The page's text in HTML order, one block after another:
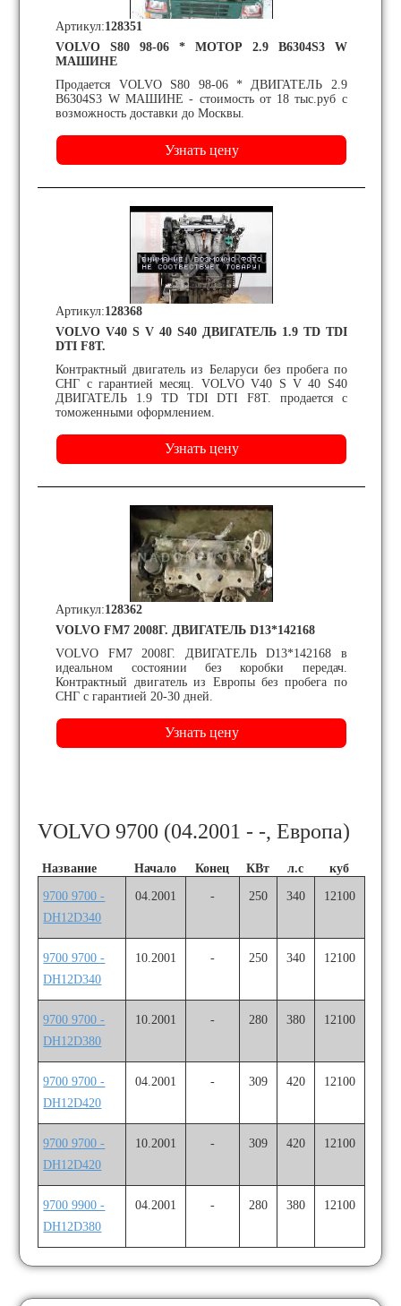
VOLVO S80 98-06 * МОТОР 2.9 B6304S3 W
МАШИНЕ
Продается VOLVO S80 98-06 * ДВИГАТЕЛЬ 2.9
B6304S3 W МАШИНЕ - стоимость от 18 тыс.руб с
возможность доставки до Москвы.
Артикул:128351
VOLVO V40 S V 40 S40 ДВИГАТЕЛЬ 1.9 TD TDI
DTI F8T.
Контрактный двигатель из Беларуси без пробега по
СНГ с гарантией месяц. VOLVO V40 S V 40 S40
ДВИГАТЕЛЬ 1.9 TD TDI DTI F8T. продается с
томоженными оформлением.
Артикул:128368
VOLVO FM7 2008Г. ДВИГАТЕЛЬ D13*142168
VOLVO FM7 2008Г. ДВИГАТЕЛЬ D13*142168 в
идеальном состоянии без коробки передач.
Контрактный двигатель из Европы без пробега по
СНГ с гарантией 20-30 дней.
Артикул:128362
VOLVO 9700 (04.2001 - -, Европа)
Название Начало Конец КВт л.с куб
9700 9700 -
DH12D340
04.2001 - 250 340 12100
9700 9700 -
DH12D340
10.2001 - 250 340 12100
9700 9700 -
DH12D380
10.2001 - 280 380 12100
9700 9700 -
DH12D420
04.2001 - 309 420 12100
9700 9700 -
DH12D420
10.2001 - 309 420 12100
9700 9900 -
DH12D380
04.2001 - 280 380 12100